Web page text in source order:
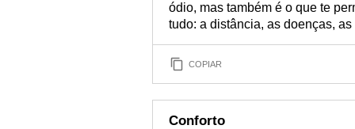
ódio, mas também é o que te
tudo: a distância, as doenças,
COPIAR
Conforto